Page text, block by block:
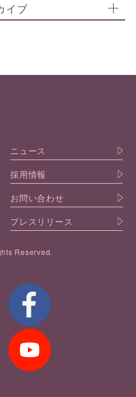
イブ
ニュース
採用情報
お問い合わせ
プレスリリース
Reserved.